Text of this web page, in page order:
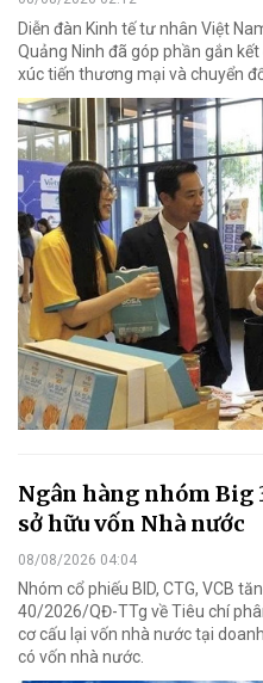
Diễn đàn Kinh tế tư nhân Việt
Quảng Ninh đã góp phần gắn
xúc tiến thương mại và chuyển
Ngân hàng nhóm Big
sở hữu vốn Nhà nước
08/08/2026 04:04
Nhóm cổ phiếu BID, CTG, VCB
40/2026/QĐ-TTg về Tiêu chí
cơ cấu lại vốn nhà nước tại
có vốn nhà nước.